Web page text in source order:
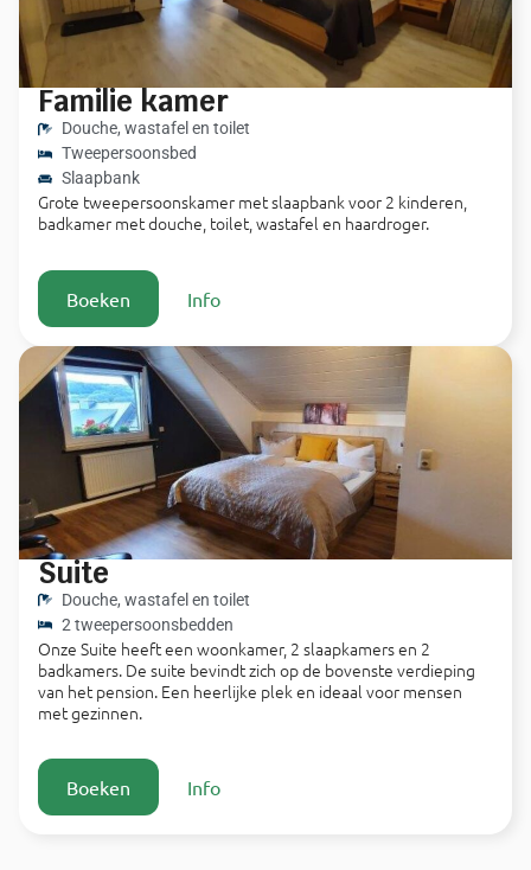
Familie kamer
Douche, wastafel en toilet
Tweepersoonsbed
Slaapbank
Grote tweepersoonskamer met slaapbank voor 2 kinderen,
badkamer met douche, toilet, wastafel en haardroger.
Boeken Info
Suite
Douche, wastafel en toilet
2 tweepersoonsbedden
Onze Suite heeft een woonkamer, 2 slaapkamers en 2
badkamers. De suite bevindt zich op de bovenste verdieping
van het pension. Een heerlijke plek en ideaal voor mensen
met gezinnen.
Boeken Info